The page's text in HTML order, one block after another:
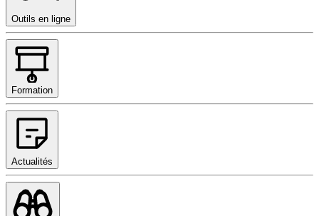
Outils en ligne
Formation
Actualités